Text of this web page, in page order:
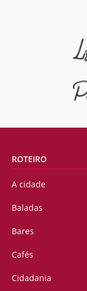
ROTEIRO
A cidade
Baladas
Bares
Cafés
Cidadania